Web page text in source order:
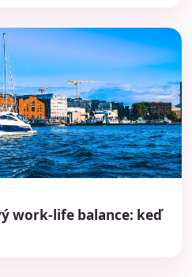
work-life balance: keď